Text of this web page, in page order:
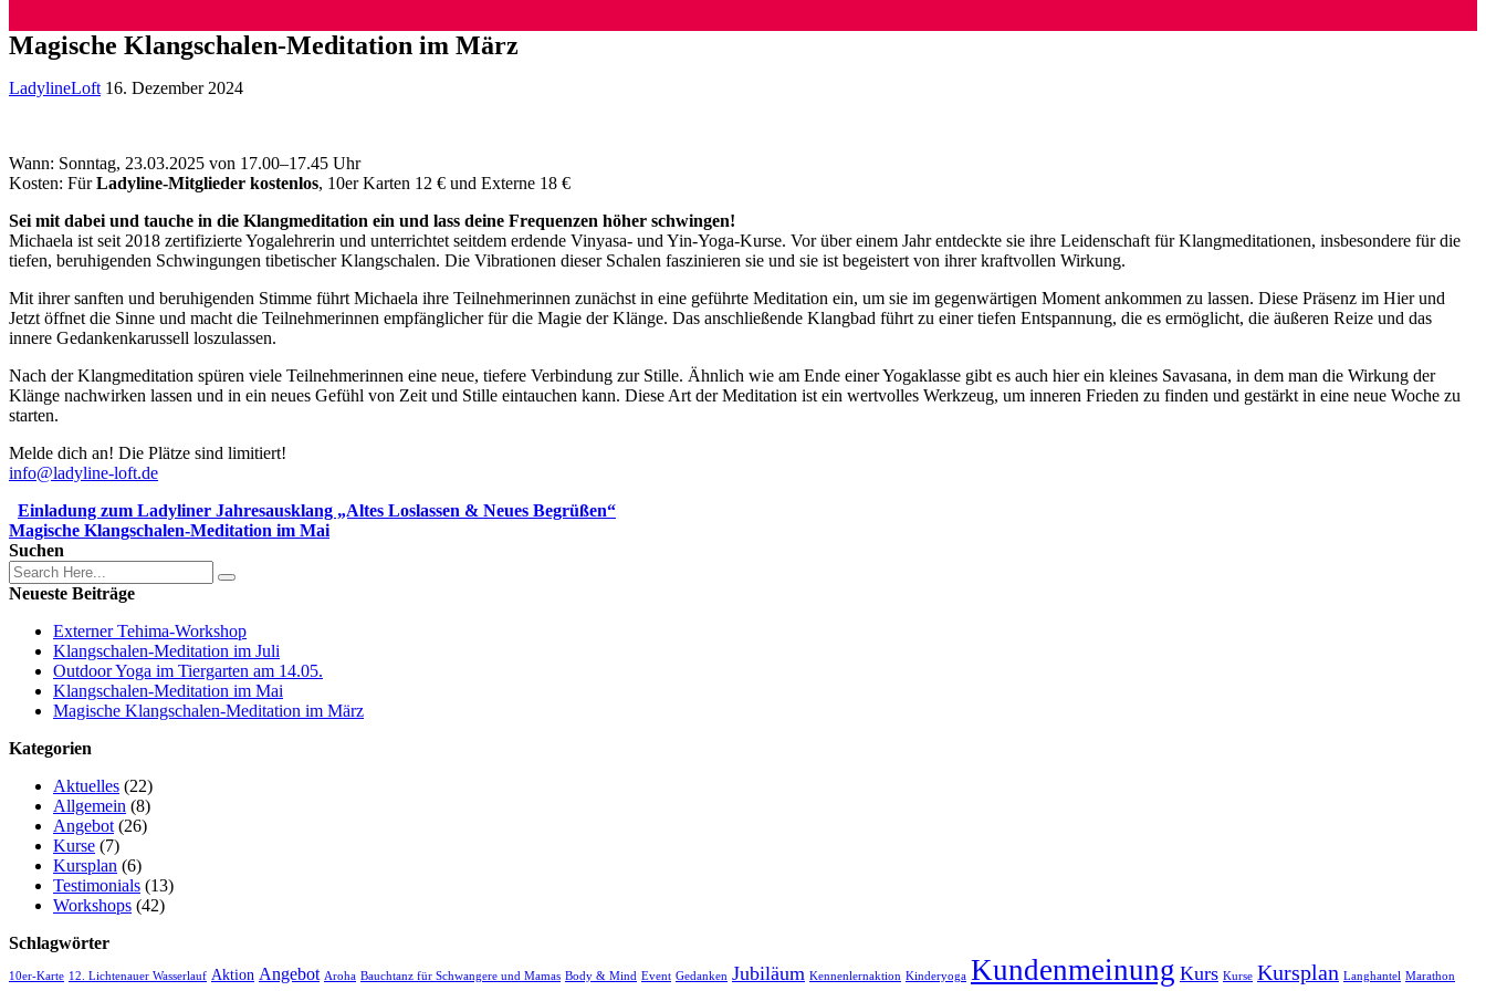
Magische Klangschalen-Meditation im März
LadylineLoft 16. Dezember 2024
Wann: Sonntag, 23.03.2025 von 17.00–17.45 Uhr
Kosten: FürLadyline-Mitglieder kostenlos, 10er Karten 12 € und Externe 18 €
Sei mit dabei und tauche in die Klangmeditation ein und lass deine Frequenzen höher schwingen!
Michaela ist seit 2018 zertifizierte Yogalehrerin und unterrichtet seitdem erdende Vinyasa- und Yin-Yoga-Kurse. Vor über einem Jahr entdeckte sie ihre Leidenschaft für Klangmeditationen, insbesondere für die
tiefen, beruhigenden Schwingungen tibetischer Klangschalen. Die Vibrationen dieser Schalen faszinieren sie und sie ist begeistert von ihrer kraftvollen Wirkung.
Mit ihrer sanften und beruhigenden Stimme führt Michaela ihre Teilnehmerinnen zunächst in eine geführte Meditation ein, um sie im gegenwärtigen Moment ankommen zu lassen. Diese Präsenz im Hier und
Jetzt öffnet die Sinne und macht die Teilnehmerinnen empfänglicher für die Magie der Klänge. Das anschließende Klangbad führt zu einer tiefen Entspannung, die es ermöglicht, die äußeren Reize und das
innere Gedankenkarussell loszulassen.
Nach der Klangmeditation spüren viele Teilnehmerinnen eine neue, tiefere Verbindung zur Stille. Ähnlich wie am Ende einer Yogaklasse gibt es auch hier ein kleines Savasana, in dem man die Wirkung der
Klänge nachwirken lassen und in ein neues Gefühl von Zeit und Stille eintauchen kann. Diese Art der Meditation ist ein wertvolles Werkzeug, um inneren Frieden zu finden und gestärkt in eine neue Woche zu
starten.
Melde dich an! Die Plätze sind limitiert!
info@ladyline-loft.de
Einladung zum Ladyliner Jahresausklang „Altes Loslassen & Neues Begrüßen“
Magische Klangschalen-Meditation im Mai
Suchen
Neueste Beiträge
Externer Tehima-Workshop
Klangschalen-Meditation im Juli
Outdoor Yoga im Tiergarten am 14.05.
Klangschalen-Meditation im Mai
Magische Klangschalen-Meditation im März
Kategorien
Aktuelles (22)
Allgemein (8)
Angebot (26)
Kurse (7)
Kursplan (6)
Testimonials (13)
Workshops (42)
Schlagwörter
10er-Karte 12. Lichtenauer Wasserlauf Aktion Angebot Aroha Bauchtanz für Schwangere und Mamas Body & Mind Event Gedanken Jubiläum Kennenlernaktion Kinderyoga Kundenmeinung Kurs Kurse Kursplan Langhantel Marathon